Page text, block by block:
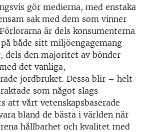
gör medierna, med ­enstaka
sak med dem som vinner
är dels konsumenterna
både sitt miljöengagemang
dels den majoritet av bönder
det vanliga,
jordbruket. Dessa blir – helt
som något slags
att vårt vetenskapsbaserade
bland de bästa i världen när
hållbarhet och kvalitet med